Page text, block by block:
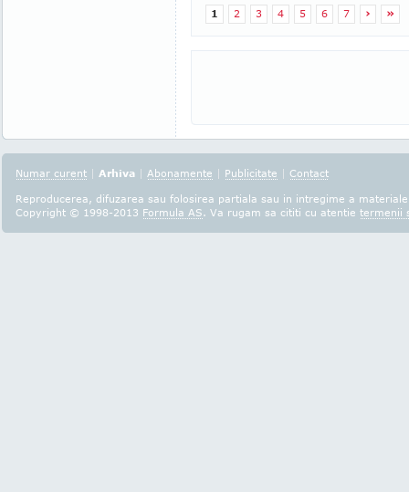
1 2 3 4 5 6 7 › »
Numar curent | Arhiva | Abonamente | Publicitate | Contact
Reproducerea, difuzarea sau folosirea partiala sau in intregime a
Copyright © 1998-2013 Formula AS. Va rugam sa cititi cu atentie termenii